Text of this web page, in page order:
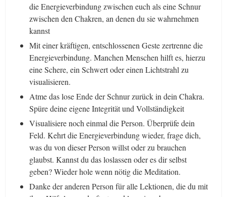
die Energieverbindung zwischen euch als eine Schnur
zwischen den Chakren, an denen du sie wahrnehmen
kannst
Mit einer kräftigen, entschlossenen Geste zertrenne die
Energieverbindung. Manchen Menschen hilft es, hierzu
eine Schere, ein Schwert oder einen Lichtstrahl zu
visualisieren.
Atme das lose Ende der Schnur zurück in dein Chakra.
Spüre deine eigene Integrität und Vollständigkeit
Visualisiere noch einmal die Person. Überprüfe dein
Feld. Kehrt die Energieverbindung wieder, frage dich,
was du von dieser Person willst oder zu brauchen
glaubst. Kannst du das loslassen oder es dir selbst
geben? Wieder hole wenn nötig die Meditation.
Danke der anderen Person für alle Lektionen, die du mit